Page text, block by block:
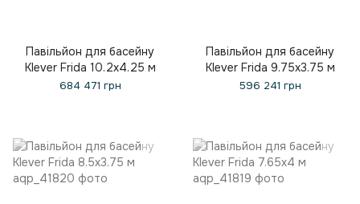
Павільйон для басейну
Klever Frida 10.2x4.25 м
684 471 грн
Павільйон для басейну
Klever Frida 9.75x3.75 м
596 241 грн